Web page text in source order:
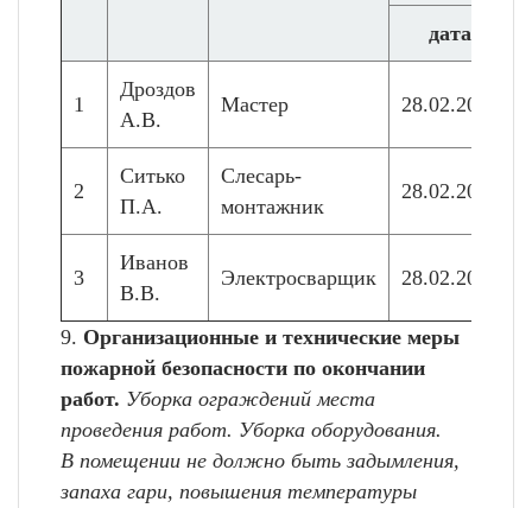
дата
1
Дроздов
А.В.
Мастер 28.02.2026
2
Ситько
П.А.
Слесарь-
монтажник
28.02.2026
3
Иванов
В.В.
Электросварщик 28.02.2026
9. Организационные и технические меры
пожарной безопасности по окончании
работ. Уборка ограждений места
проведения работ. Уборка оборудования.
В помещении не должно быть задымления,
запаха гари, повышения температуры